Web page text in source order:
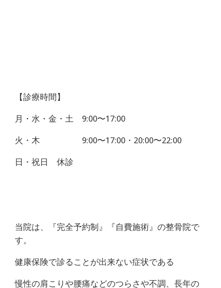
【診療時間】
月・水・金・土 9:00〜17:00
火・木 9:00〜17:00・20:00〜22:00
日・祝日 休診
当院は、『完全予約制』『自費施術』の整骨院で
す。
健康保険で診ることが出来ない症状である
慢性の肩こりや腰痛などのつらさや不調、長年の